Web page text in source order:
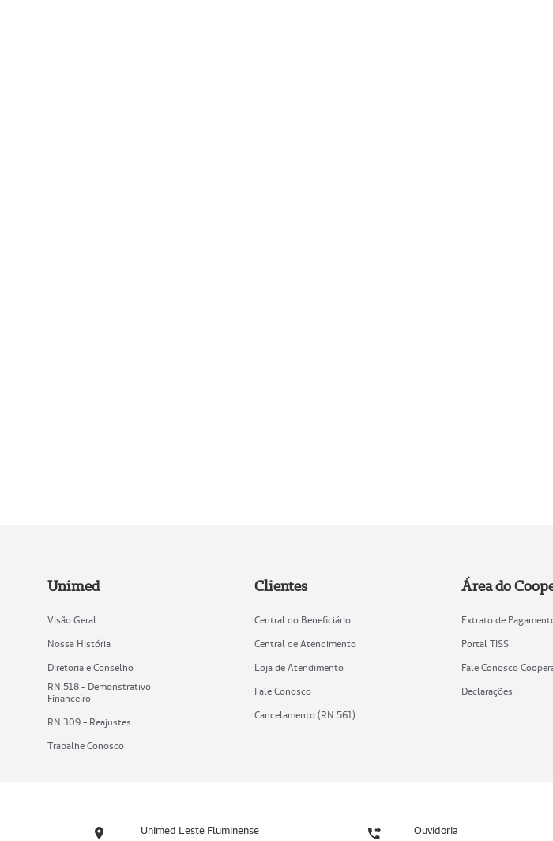
Unimed
Visão Geral
Nossa História
Diretoria e Conselho
RN 518 - Demonstrativo
Financeiro
RN 309 - Reajustes
Trabalhe Conosco
Clientes
Central do Beneficiário
Central de Atendimento
Loja de Atendimento
Fale Conosco
Cancelamento (RN 561)
Área do
Extrato de
Portal TISS
Fale Conosco
Declarações
Unimed Leste Fluminense Ouvidoria